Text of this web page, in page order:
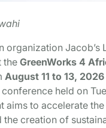
organization Jacob’s
the GreenWorks 4
August 11 to 13, 2026
held on
aims to accelerate
the creation of